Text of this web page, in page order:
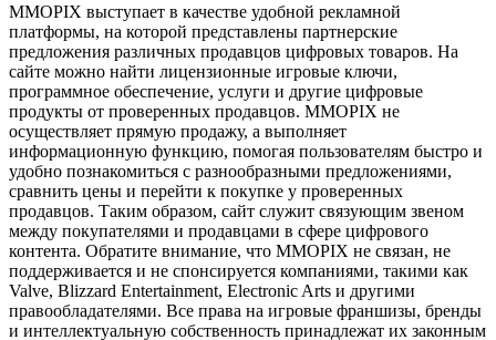
MMOPIX выступает в качестве удобной рекламной
платформы, на которой представлены партнерские
предложения различных продавцов цифровых товаров. На
сайте можно найти лицензионные игровые ключи,
программное обеспечение, услуги и другие цифровые
продукты от проверенных продавцов. MMOPIX не
осуществляет прямую продажу, а выполняет
информационную функцию, помогая пользователям быстро и
удобно познакомиться с разнообразными предложениями,
сравнить цены и перейти к покупке у проверенных
продавцов. Таким образом, сайт служит связующим звеном
между покупателями и продавцами в сфере цифрового
контента. Обратите внимание, что MMOPIX не связан, не
поддерживается и не спонсируется компаниями, такими как
Valve, Blizzard Entertainment, Electronic Arts и другими
правообладателями. Все права на игровые франшизы, бренды
и интеллектуальную собственность принадлежат их законным